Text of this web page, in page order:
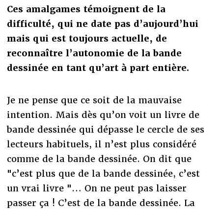
Ces amalgames témoignent de la
difficulté, qui ne date pas d’aujourd’hui
mais qui est toujours actuelle, de
reconnaître l’autonomie de la bande
dessinée en tant qu’art à part entière.
Je ne pense que ce soit de la mauvaise
intention. Mais dès qu’on voit un livre de
bande dessinée qui dépasse le cercle de ses
lecteurs habituels, il n’est plus considéré
comme de la bande dessinée. On dit que
"c’est plus que de la bande dessinée, c’est
un vrai livre "… On ne peut pas laisser
passer ça ! C’est de la bande dessinée. La